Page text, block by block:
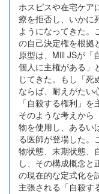
ホスピスや在宅ケア
療を拒否し、いかに
ようになってきた。
の自己決定権を根拠
原型は、Mill JSが「
個人に主権がある」
じてきた。もし「
ならば、耐えがたい
「自殺する権利」
そのような考えから
物を使用し、あるい
る医師が登場した。
物状態、末期状態、
し、その構成概念と
の現在的な定式化を
主張される「自殺す